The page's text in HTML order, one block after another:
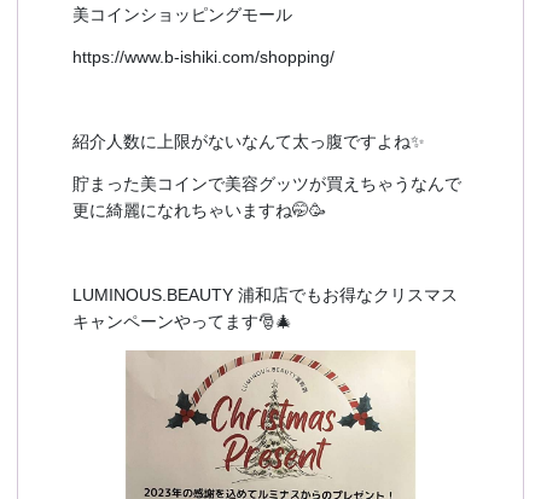
美コインショッピングモール
https://www.b-ishiki.com/shopping/
紹介人数に上限がないなんて太っ腹ですよね✨
貯まった美コインで美容グッツが買えちゃうなんで
更に綺麗になれちゃいますね🤭🥳
LUMINOUS.BEAUTY 浦和店でもお得なクリスマス
キャンペーンやってます🎅🎄